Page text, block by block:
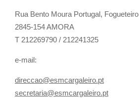
Rua Bento Moura Portugal, Fogueteiro
2845-154 AMORA
T 212269790 / 212241325
e-mail:
direccao@esmcargaleiro.pt
secretaria@esmcargaleiro.pt